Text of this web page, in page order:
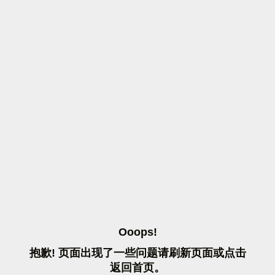
OOOPS!
抱歉! 页面出现了一些问题请刷 新页面或点击
返 回首页。